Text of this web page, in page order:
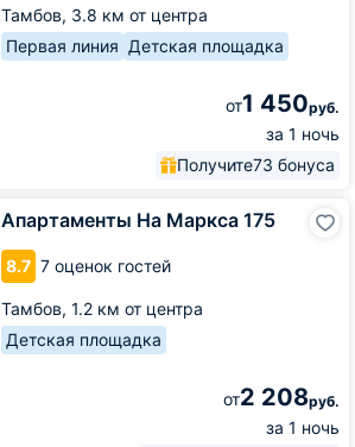
Тамбов, 3.8 км от центра
Первая линия Детская площадка
от1 450руб.
за 1 ночь
Получите73 бонуса
Апартаменты На Маркса 175
8.7 7 оценок гостей
Тамбов, 1.2 км от центра
Детская площадка
от2 208руб.
за 1 ночь